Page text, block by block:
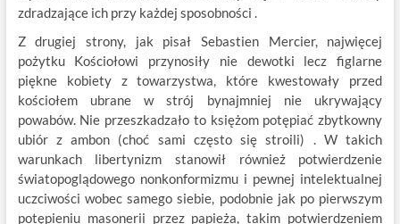
zdradzające ich przy każdej sposobności .
Z drugiej strony, jak pisał Sebastien Mercier, najwięcej
pożytku Kościołowi przynosiły nie dewotki lecz figlarne
piękne kobiety z towarzystwa, które kwestowały przed
kościołem ubrane w strój bynajmniej nie ukrywający
powabów. Nie przeszkadzało to księżom potępiać zbytkowny
ubiór z ambon (choć sami często się stroili) . W takich
warunkach libertynizm stanowił również potwierdzenie
światopoglądowego nonkonformizmu i pewnej intelektualnej
uczciwości wobec samego siebie, podobnie jak po pierwszym
potępieniu masonerii przez papieża, takim potwierdzeniem